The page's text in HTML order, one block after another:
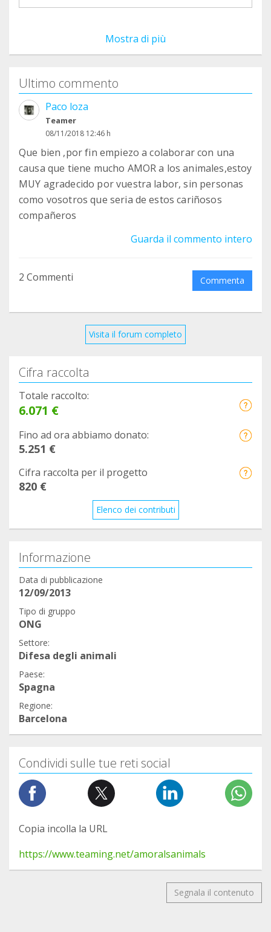
Mostra di più
Ultimo commento
Paco loza
Teamer
08/11/2018 12:46 h
Que bien ,por fin empiezo a colaborar con una
causa que tiene mucho AMOR a los animales,estoy
MUY agradecido por vuestra labor, sin personas
como vosotros que seria de estos cariñosos
compañeros
Guarda il commento intero
2 Commenti Commenta
Visita il forum completo
Cifra raccolta
Totale raccolto:
6.071 €
Fino ad ora abbiamo donato:
5.251 €
Cifra raccolta per il progetto
820 €
Elenco dei contributi
Informazione
Data di pubblicazione
12/09/2013
Tipo di gruppo
ONG
Settore:
Difesa degli animali
Paese:
Spagna
Regione:
Barcelona
Condividi sulle tue reti social
Copia incolla la URL
https://www.teaming.net/amoralsanimals
Segnala il contenuto